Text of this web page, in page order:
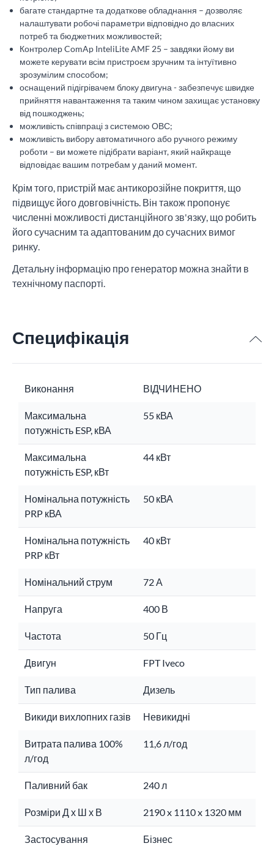
багате стандартне та додаткове обладнання – дозволяє
налаштувати робочі параметри відповідно до власних
потреб та бюджетних можливостей;
Контролер ComAp InteliLite AMF 25 – завдяки йому ви
можете керувати всім пристроєм зручним та інтуїтивно
зрозумілим способом;
оснащений підігрівачем блоку двигуна - забезпечує швидке
прийняття навантаження та таким чином захищає установку
від пошкоджень;
можливість співпраці з системою ОВС;
можливість вибору автоматичного або ручного режиму
роботи – ви можете підібрати варіант, який найкраще
відповідає вашим потребам у даний момент.
Крім того, пристрій має антикорозійне покриття, що
підвищує його довговічність. Він також пропонує
численні можливості дистанційного зв'язку, що робить
його сучасним та адаптованим до сучасних вимог
ринку.
Детальну інформацію про генератор можна знайти в
технічному паспорті.
Специфікація
Виконання ВІДЧИНЕНО
Максимальна
потужність ESP, кВА
55 кВА
Максимальна
потужність ESP, кВт
44 кВт
Номінальна потужність
PRP кВА
50 кВА
Номінальна потужність
PRP кВт
40 кВт
Номінальний струм 72 А
Напруга 400 В
Частота 50 Гц
Двигун FPT Iveco
Тип палива Дизель
Викиди вихлопних газів Невикидні
Витрата палива 100%
л/год
11,6 л/год
Паливний бак 240 л
Розміри Д х Ш х В 2190 x 1110 x 1320 мм
Застосування
Бізнес